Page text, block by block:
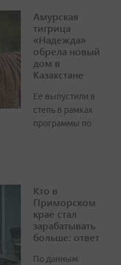
Амурская
тигрица
«Надежда»
обрела новый
дом в
Казахстане
Ее выпустили в
степь в рамках
программы по
Кто в
Приморском
крае стал
зарабатывать
больше: ответ
По данным